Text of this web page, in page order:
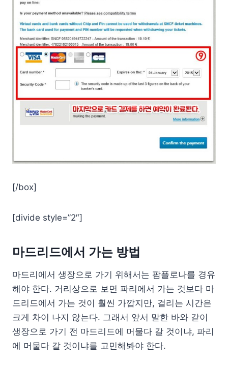
[/box]
[divide style=”2″]
마드리드에서 가는 방법
마드리에서 생장으로 가기 위해서는 팜플로나를 경유
해야 한다. 거리상으로 보면 파리에서 가는 것보다 마
드리드에서 가는 것이 훨씬 가깝지만, 걸리는 시간은
크게 차이 나지 않는다. 그래서 앞서 말한 바와 같이
생장으로 가기 전 마드리드에 머물다 갈 것이냐, 파리
에 머물다 갈 것이냐를 고민해봐야 한다.